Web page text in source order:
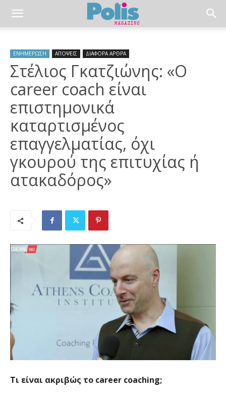
ΕΝΗΜΕΡΩΣΗ ΑΠΟΨΕΙΣ ΔΙΑΦΟΡΑ ΑΡΘΡΑ
Στέλιος Γκατζιώνης: «Ο
career coach είναι
επιστημονικά
καταρτισμένος
επαγγελματίας, όχι
γκουρού της επιτυχίας ή
ατακαδόρος»
Τι είναι ακριβώς το career coaching;